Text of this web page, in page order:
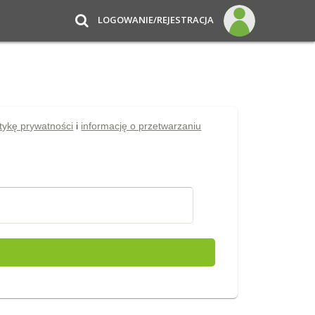
LOGOWANIE/REJESTRACJA
prywatności i informację o przetwarzaniu